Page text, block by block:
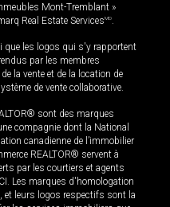
Mont-Tremblant »
Real Estate ServicesMD
que les logos qui s'y rapportent
par les membres
la vente et de la location de
de vente collaborative.
sont des marques
compagnie dont la National
canadienne de l’immobilier
REALTOR® servent à
par les courtiers et agents
Les marques d'homologation
leurs logos respectifs sont la